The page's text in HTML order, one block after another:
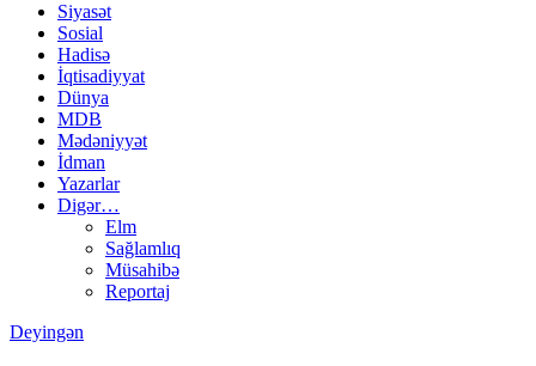
Siyasət
Sosial
Hadisə
İqtisadiyyat
Dünya
MDB
Mədəniyyət
İdman
Yazarlar
Digər…
Elm
Sağlamlıq
Müsahibə
Reportaj
Deyingən